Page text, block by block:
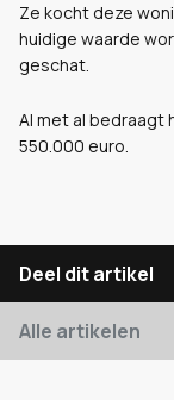
Ze kocht deze
huidige waarde
geschat.
Al met al bedraagt
550.000 euro.
Deel dit artikel
Alle artikelen